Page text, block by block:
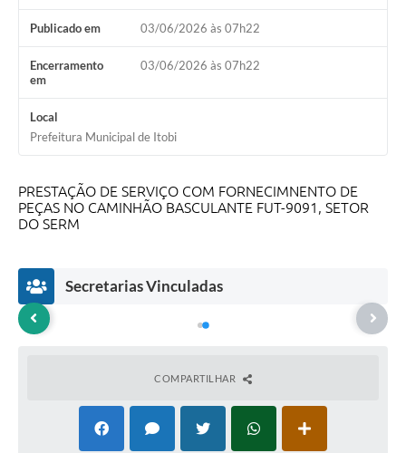
Editais
Telefones Úteis
Publicado em 03/06/2026 às 07h22
Encerramento
em
03/06/2026 às 07h22
Local
Prefeitura Municipal de Itobi
PRESTAÇÃO DE SERVIÇO COM FORNECIMNENTO DE
PEÇAS NO CAMINHÃO BASCULANTE FUT-9091, SETOR
DO SERM
Secretarias Vinculadas
COMPARTILHAR